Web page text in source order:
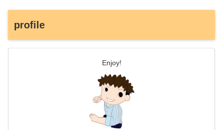
profile
Enjoy!